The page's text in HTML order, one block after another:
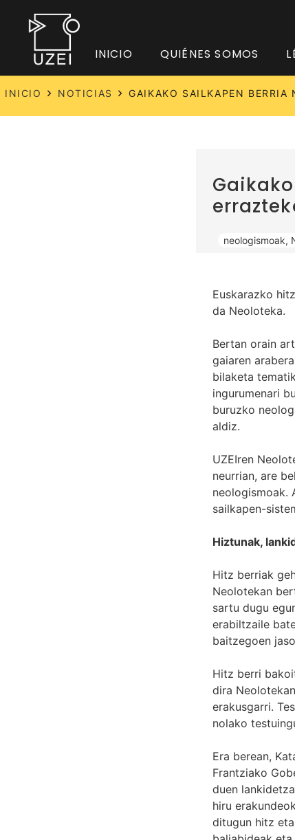
INICIO QUIÉNES SOMOS
INICIO NOTICIAS GAIKAKO SAILKAPEN BERRIA
neologismoak,
Euskarazko
da Neoloteka.
Bertan orain
gaiaren
bilaketa
ingurumenari
buruzko
aldiz.
UZEIren
neurrian, are
neologismoak.
sailkapen-
Hiztunak,
Hitz berriak
Neolotekan
sartu dugu
erabiltzaile
baitzegoen
Hitz berri
dira
erakusgarri.
nolako
Era berean,
Frantziako
duen
hiru
ditugun hitz